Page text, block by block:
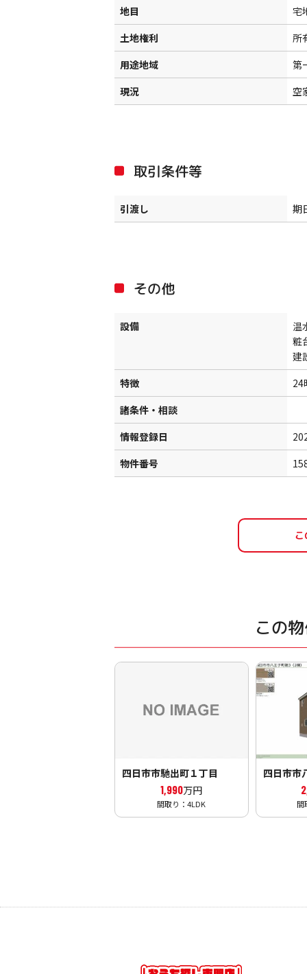
地目
宅
土地権利
所
用途地域
第
現況
空
取引条件等
引渡し 期
その他
設備
温
粧
建
特徴
24
諸条件・相談
情報登録日
物件番号
この
四日市市馳出町１丁目
1,990万円
間取り：4LDK
四日市
間